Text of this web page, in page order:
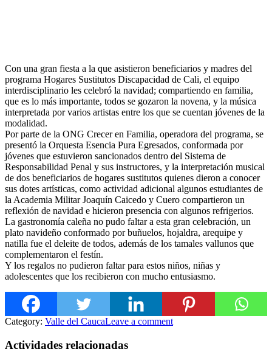
Con una gran fiesta a la que asistieron beneficiarios y madres del
programa Hogares Sustitutos Discapacidad de Cali, el equipo
interdisciplinario les celebró la navidad; compartiendo en familia,
que es lo más importante, todos se gozaron la novena, y la música
interpretada por varios artistas entre los que se cuentan jóvenes de la
modalidad.
Por parte de la ONG Crecer en Familia, operadora del programa, se
presentó la Orquesta Esencia Pura Egresados, conformada por
jóvenes que estuvieron sancionados dentro del Sistema de
Responsabilidad Penal y sus instructores, y la interpretación musical
de dos beneficiarios de hogares sustitutos quienes dieron a conocer
sus dotes artísticas, como actividad adicional algunos estudiantes de
la Academia Militar Joaquín Caicedo y Cuero compartieron un
reflexión de navidad e hicieron presencia con algunos refrigerios.
La gastronomía caleña no pudo faltar a esta gran celebración, un
plato navideño conformado por buñuelos, hojaldra, arequipe y
natilla fue el deleite de todos, además de los tamales vallunos que
complementaron el festín.
Y los regalos no pudieron faltar para estos niños, niñas y
adolescentes que los recibieron con mucho entusiasmo.
Category: Valle del CaucaLeave a comment
Actividades relacionadas